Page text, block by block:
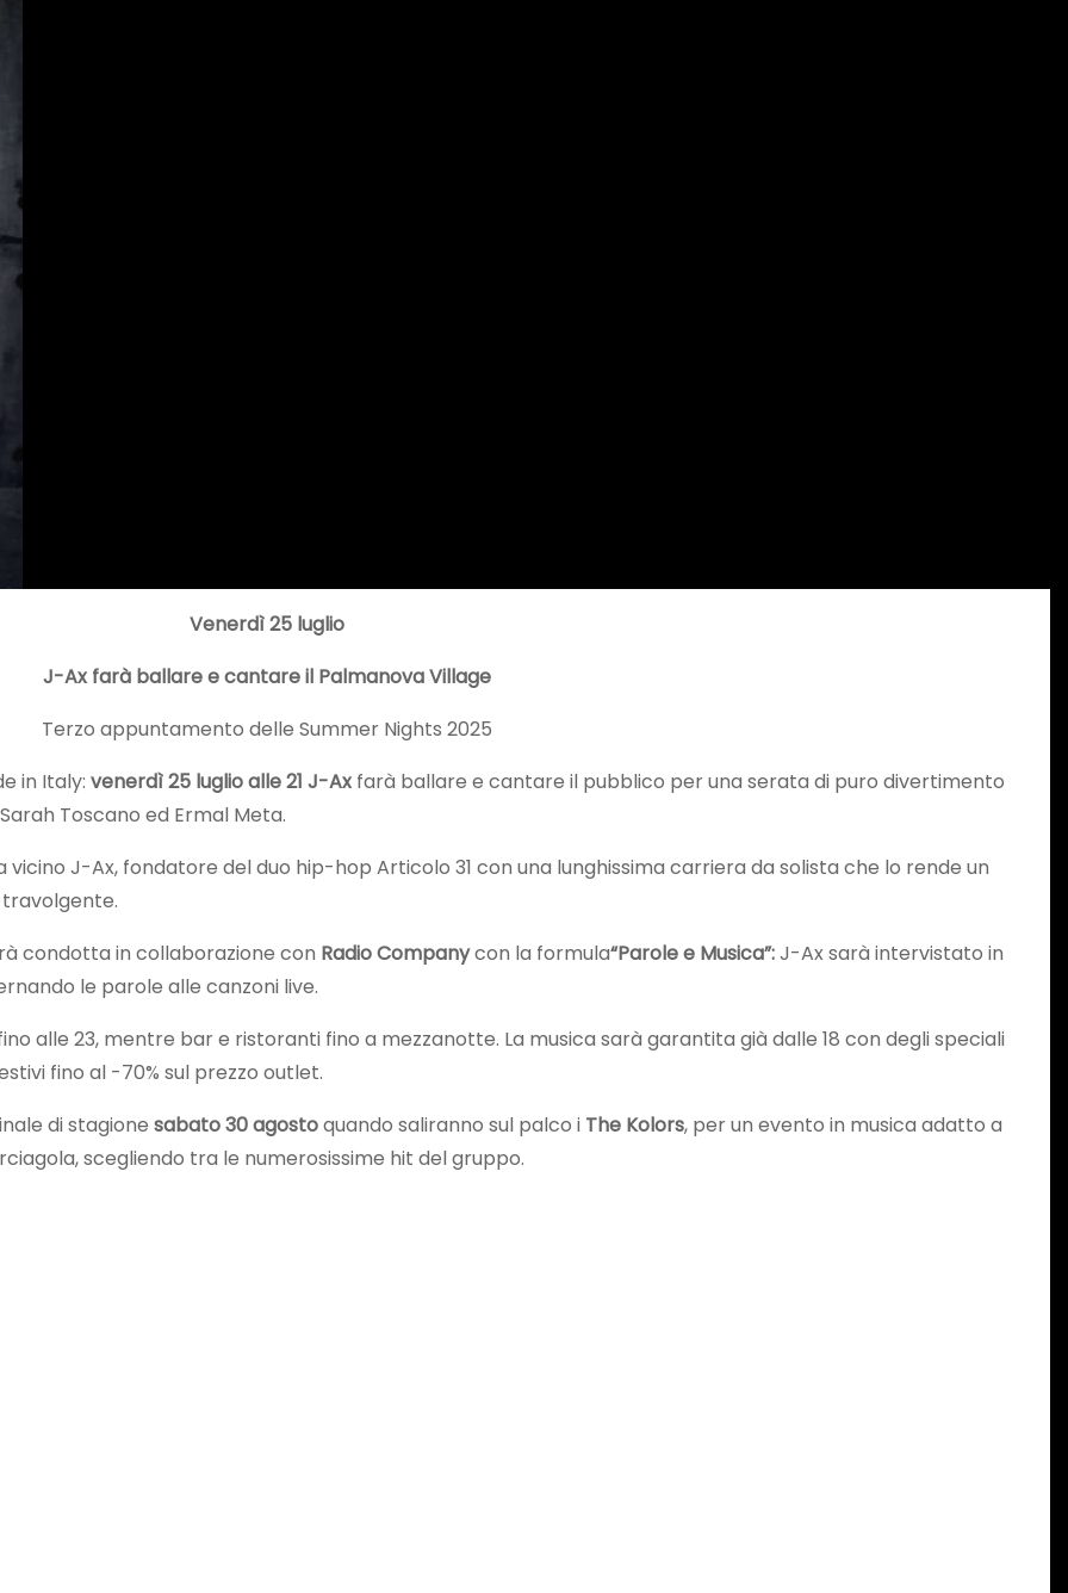
Venerdì 25 luglio
J-Ax farà ballare e cantare il Palmanova Village
Terzo appuntamento delle Summer Nights 2025
in Italy: venerdì 25 luglio alle 21 J-Ax farà ballare e cantare il pubblico per una serata di puro divertimento
Toscano ed Ermal Meta.
J-Ax, fondatore del duo hip-hop Articolo 31 con una lunghissima carriera da solista che lo rende un
condotta in collaborazione con Radio Companycon la formula“Parole e Musica”:J-Ax sarà intervistato in
le parole alle canzoni live.
alle 23, mentre bar e ristoranti fino a mezzanotte. La musica sarà garantita già dalle 18 con degli speciali
fino al -70% sul prezzo outlet.
di stagione sabato 30 agostoquando saliranno sul palco i The Kolors, per un evento in musica adatto a
scegliendo tra le numerosissime hit del gruppo.